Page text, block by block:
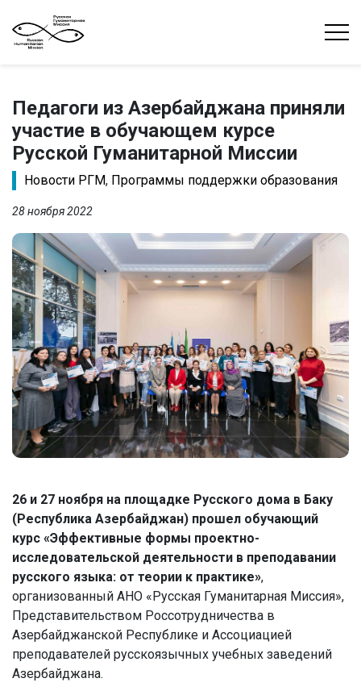
Педагоги из Азербайджана приняли
участие в обучающем курсе
Русской Гуманитарной Миссии
Новости РГМ, Программы поддержки образования
28 ноября 2022
26 и 27 ноября на площадке Русского дома в Баку
(Республика Азербайджан) прошел обучающий
курс «Эффективные формы проектно-
исследовательской деятельности в преподавании
русского языка: от теории к практике»,
организованный АНО «Русская Гуманитарная Миссия»,
Представительством Россотрудничества в
Азербайджанской Республике и Ассоциацией
преподавателей русскоязычных учебных заведений
Азербайджана.